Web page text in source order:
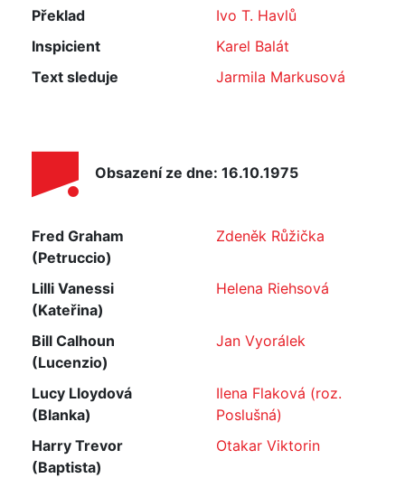
Překlad
Ivo T. Havlů
Inspicient
Karel Balát
Text sleduje
Jarmila Markusová
Obsazení ze dne: 16.10.1975
Fred Graham
(Petruccio)
Zdeněk Růžička
Lilli Vanessi
(Kateřina)
Helena Riehsová
Bill Calhoun
(Lucenzio)
Jan Vyorálek
Lucy Lloydová
(Blanka)
Ilena Flaková (roz.
Poslušná)
Harry Trevor
(Baptista)
Otakar Viktorin